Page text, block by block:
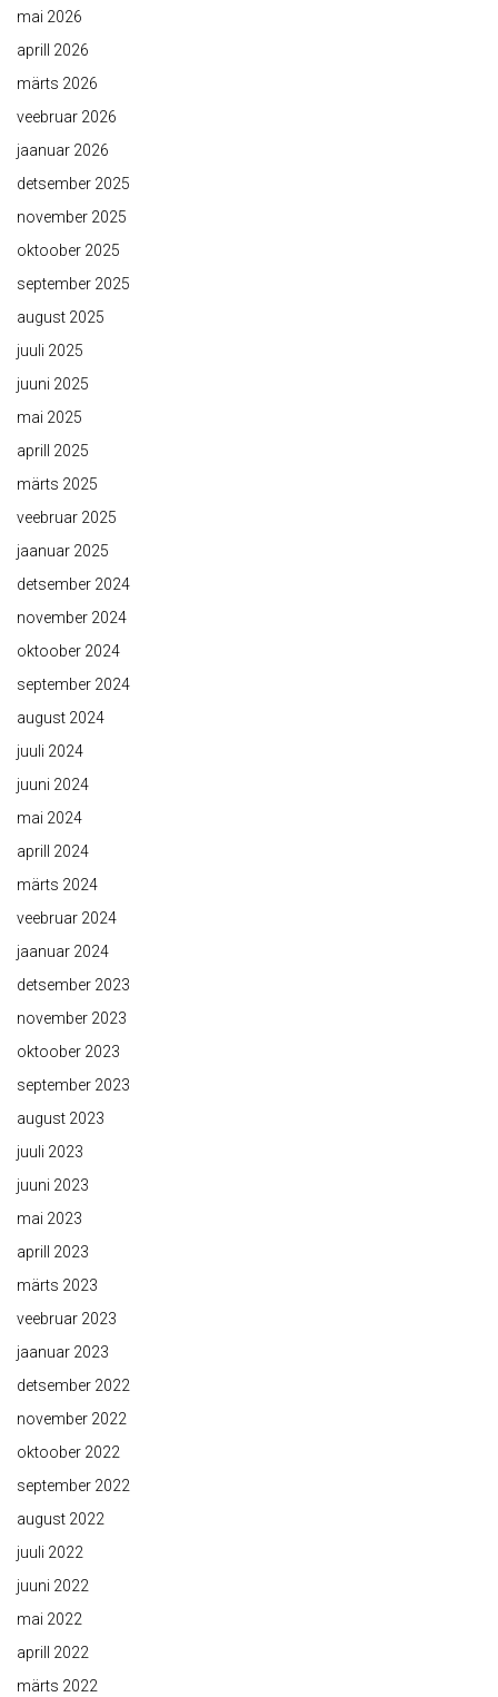
mai 2026
aprill 2026
märts 2026
veebruar 2026
jaanuar 2026
detsember 2025
november 2025
oktoober 2025
september 2025
august 2025
juuli 2025
juuni 2025
mai 2025
aprill 2025
märts 2025
veebruar 2025
jaanuar 2025
detsember 2024
november 2024
oktoober 2024
september 2024
august 2024
juuli 2024
juuni 2024
mai 2024
aprill 2024
märts 2024
veebruar 2024
jaanuar 2024
detsember 2023
november 2023
oktoober 2023
september 2023
august 2023
juuli 2023
juuni 2023
mai 2023
aprill 2023
märts 2023
veebruar 2023
jaanuar 2023
detsember 2022
november 2022
oktoober 2022
september 2022
august 2022
juuli 2022
juuni 2022
mai 2022
aprill 2022
märts 2022